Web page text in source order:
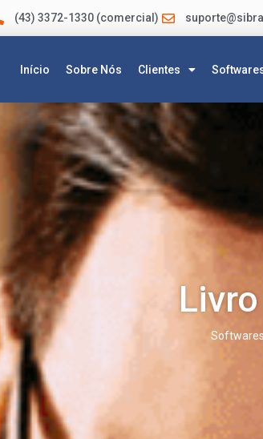
(43) 3372-1330 (comercial)
Início Sobre Nós Clientes
Softwares